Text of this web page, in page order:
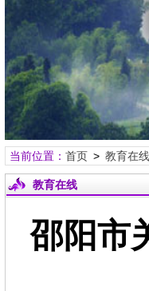
当前位置： 首页> 教育在线
教育在线
邵阳市